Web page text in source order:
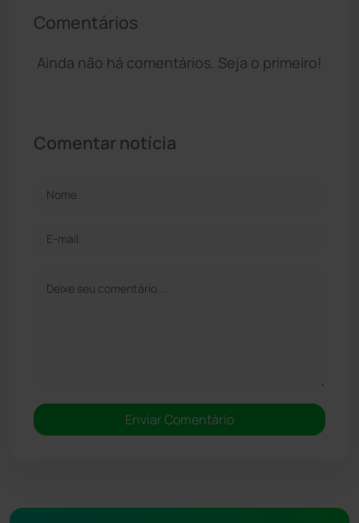
Comentários
Ainda não há comentários. Seja o primeiro!
Comentar notícia